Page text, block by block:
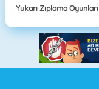
Yukarı Zıplama Oyunları